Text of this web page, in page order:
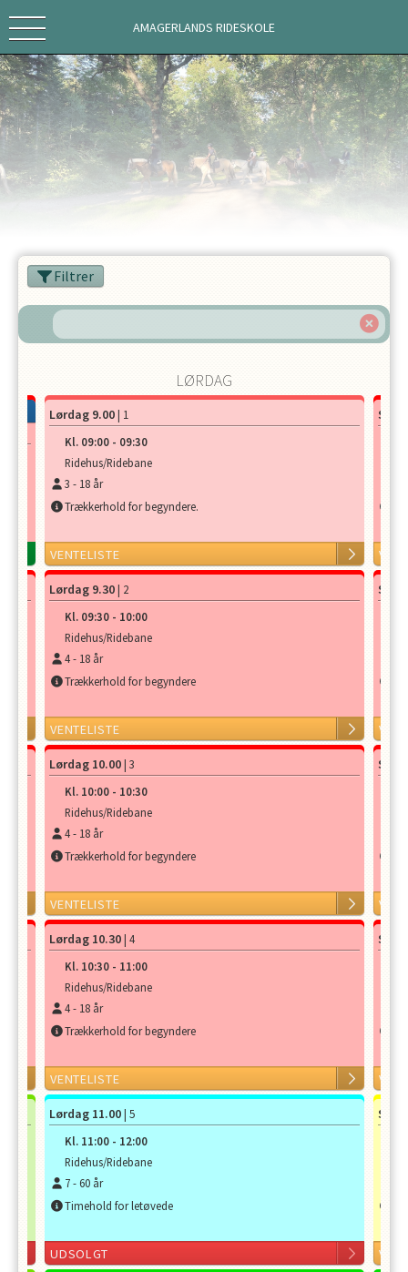
AMAGERLANDS RIDESKOLE
Filtrer
LØRDAG
Lørdag 9.00| 1
Kl. 09:00 - 09:30
Ridehus/Ridebane
3 - 18år
Trækkerhold for begyndere.
VENTELISTE
Lørdag 9.30| 2
Kl. 09:30 - 10:00
Ridehus/Ridebane
4- 18år
Trækkerhold for begyndere
VENTELISTE
Lørdag 10.00| 3
Kl. 10:00 - 10:30
Ridehus/Ridebane
4- 18år
Trækkerhold for begyndere
VENTELISTE
Lørdag 10.30| 4
Kl. 10:30 - 11:00
Ridehus/Ridebane
4- 18år
Trækkerhold for begyndere
VENTELISTE
Lørdag 11.00| 5
Kl. 11:00 - 12:00
Ridehus/Ridebane
7-60år
Timehold for letøvede
UDSOLGT